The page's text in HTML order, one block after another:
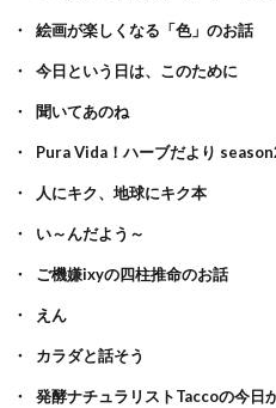
絵画が楽しくなる「色」のお話
今日という日は、このために
聞いてあのね
Pura Vida！ハーブだより
人にキク、地球にキク本
い～んだよう～
ご機嫌ixyの四柱推命のお話
えん
カラダと話そう
発酵ナチュラリストTaccoの今日